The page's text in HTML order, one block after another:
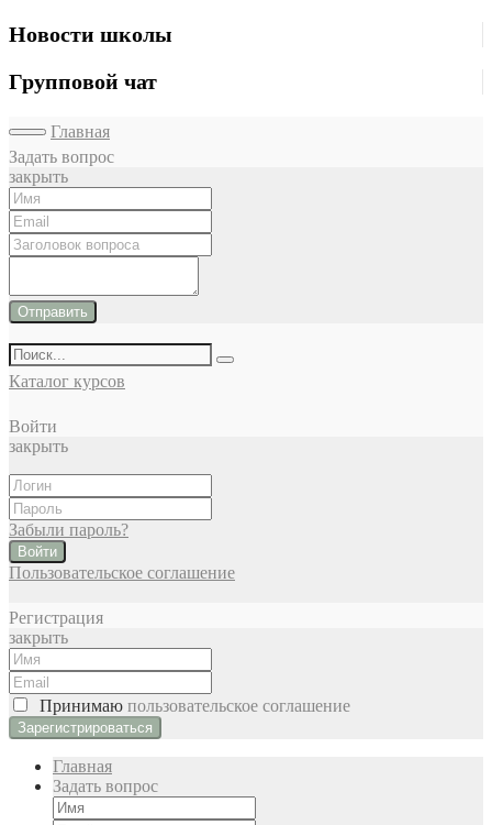
Новости школы
Групповой чат
Главная
Задать вопрос
закрыть
Отправить
Каталог курсов
Войти
закрыть
Забыли пароль?
Войти
Пользовательское соглашение
Регистрация
закрыть
Принимаю пользовательское соглашение
Главная
Задать вопрос